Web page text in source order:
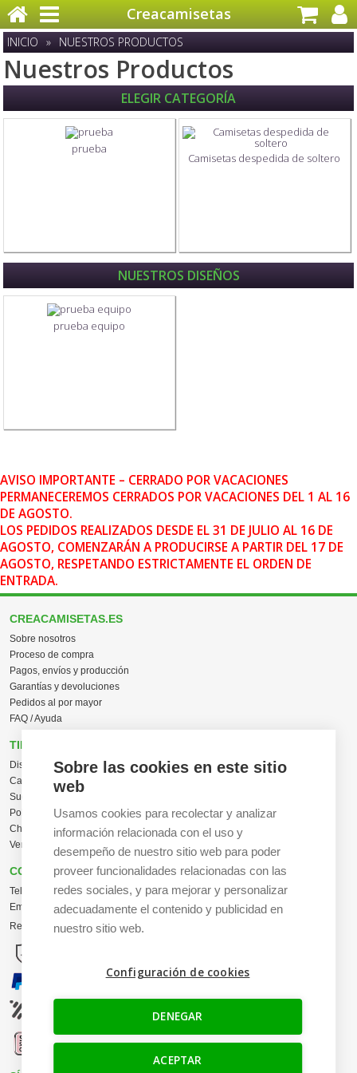
Sobre las cookies en este sitio
web
Usamos cookies para recolectar y analizar
información relacionada con el uso y
desempeño de nuestro sitio web para poder
proveer funcionalidades relacionadas con las
redes sociales, y para mejorar y personalizar
adecuadamente el contenido y publicidad en
nuestro sitio web.
Configuración de cookies
DENEGAR
ACEPTAR
Creacamisetas
INICIO » NUESTROS PRODUCTOS
Nuestros Productos
ELEGIR CATEGORÍA
prueba
Camisetas despedida de soltero
NUESTROS DISEÑOS
prueba equipo
AVISO IMPORTANTE – CERRADO POR VACACIONES
PERMANECEREMOS CERRADOS POR VACACIONES DEL 1 AL 16
DE AGOSTO.
LOS PEDIDOS REALIZADOS DESDE EL 31 DE JULIO AL 16 DE
AGOSTO, COMENZARÁN A PRODUCIRSE A PARTIR DEL 17 DE
AGOSTO, RESPETANDO ESTRICTAMENTE EL ORDEN DE
ENTRADA.
CREACAMISETAS.ES
Sobre nosotros
Proceso de compra
Pagos, envíos y producción
Garantías y devoluciones
Pedidos al por mayor
FAQ / Ayuda
TIENDA ONLINE
Diseña en línea ahora
Camisetas personalizadas
Sudaderas personalizadas
Polos personalizados
Chaquetas Softshell
Ver todas las categorías
CONTACTO
Tel:
+34 665 617 305
Email:
info@creacamisetas.es
Registro y cupones descuento